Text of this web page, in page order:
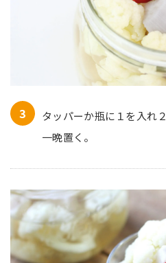
タッパーか瓶に１を入れ
一晩置く。